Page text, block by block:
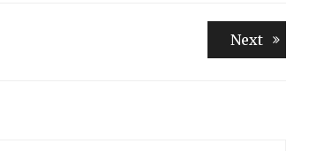
NextNext